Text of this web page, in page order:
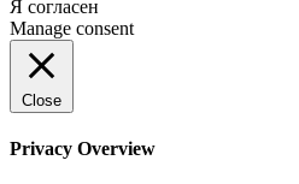
Я согласен
Manage consent
Close
Privacy Overview